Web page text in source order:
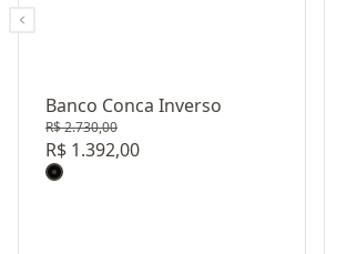
Banco Conca Inverso
R$ 2.730,00
R$ 1.392,00
Revestimento: CORDA NAUTICA